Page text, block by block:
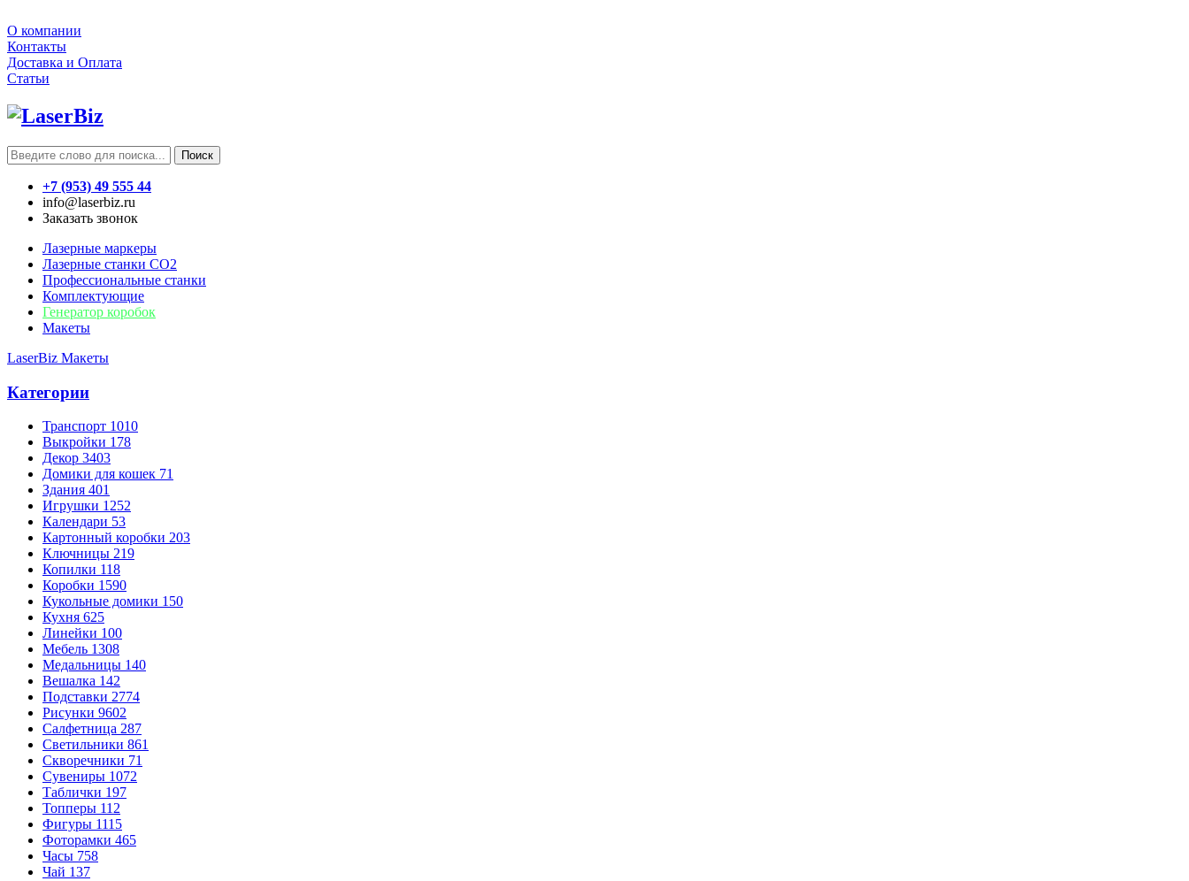
О компании
Контакты
Доставка и Оплата
Статьи
Поиск
+7 (953) 49 555 44
info@laserbiz.ru
Заказать звонок
Лазерные маркеры
Лазерные станки CO2
Профессиональные станки
Комплектующие
Генератор коробок
Макеты
LaserBiz Макеты
Категории
Транспорт 1010
Выкройки 178
Декор 3403
Домики для кошек 71
Здания 401
Игрушки 1252
Календари 53
Картонный коробки 203
Ключницы 219
Копилки 118
Коробки 1590
Кукольные домики 150
Кухня 625
Линейки 100
Мебель 1308
Медальницы 140
Вешалка 142
Подставки 2774
Рисунки 9602
Салфетница 287
Светильники 861
Скворечники 71
Сувениры 1072
Таблички 197
Топперы 112
Фигуры 1115
Фоторамки 465
Часы 758
Чай 137